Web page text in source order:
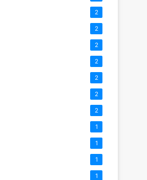
2
2
2
2
2
2
2
1
1
1
1